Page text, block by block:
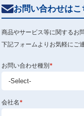
お問い合わせはこ
商品やサービス等に関するお
下記フォームよりお気軽にご
お問い合わせ種別*
会社名 *